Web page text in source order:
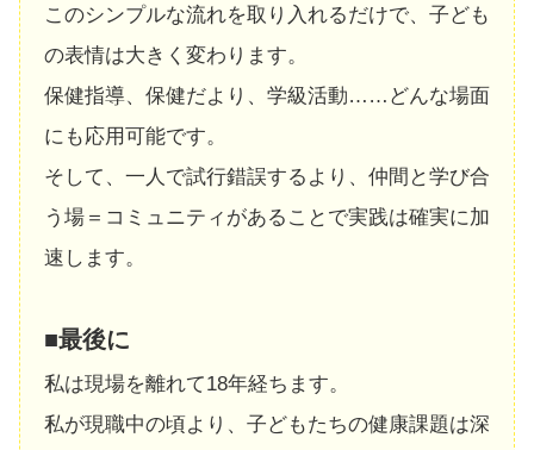
このシンプルな流れを取り入れるだけで、子ども
の表情は大きく変わります。
保健指導、保健だより、学級活動……どんな場面
にも応用可能です。
そして、一人で試行錯誤するより、仲間と学び合
う場＝コミュニティがあることで実践は確実に加
速します。
■最後に
私は現場を離れて18年経ちます。
私が現職中の頃より、子どもたちの健康課題は深